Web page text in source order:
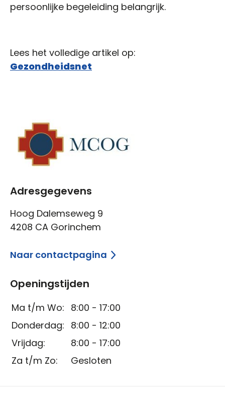
persoonlijke begeleiding belangrijk.
Lees het volledige artikel op:
Gezondheidsnet
Adresgegevens
Hoog Dalemseweg 9
4208 CA Gorinchem
Naar contactpagina
Openingstijden
Ma t/m Wo: 8:00 - 17:00
Donderdag: 8:00 - 12:00
Vrijdag:
8:00 - 17:00
Za t/m Zo:
Gesloten